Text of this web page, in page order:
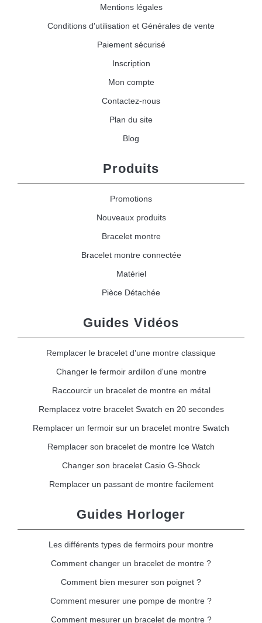
Mentions légales
Conditions d'utilisation et Générales de vente
Paiement sécurisé
Inscription
Mon compte
Contactez-nous
Plan du site
Blog
Produits
Promotions
Nouveaux produits
Bracelet montre
Bracelet montre connectée
Matériel
Pièce Détachée
Guides Vidéos
Remplacer le bracelet d'une montre classique
Changer le fermoir ardillon d'une montre
Raccourcir un bracelet de montre en métal
Remplacez votre bracelet Swatch en 20 secondes
Remplacer un fermoir sur un bracelet montre Swatch
Remplacer son bracelet de montre Ice Watch
Changer son bracelet Casio G-Shock
Remplacer un passant de montre facilement
Guides Horloger
Les différents types de fermoirs pour montre
Comment changer un bracelet de montre ?
Comment bien mesurer son poignet ?
Comment mesurer une pompe de montre ?
Comment mesurer un bracelet de montre ?